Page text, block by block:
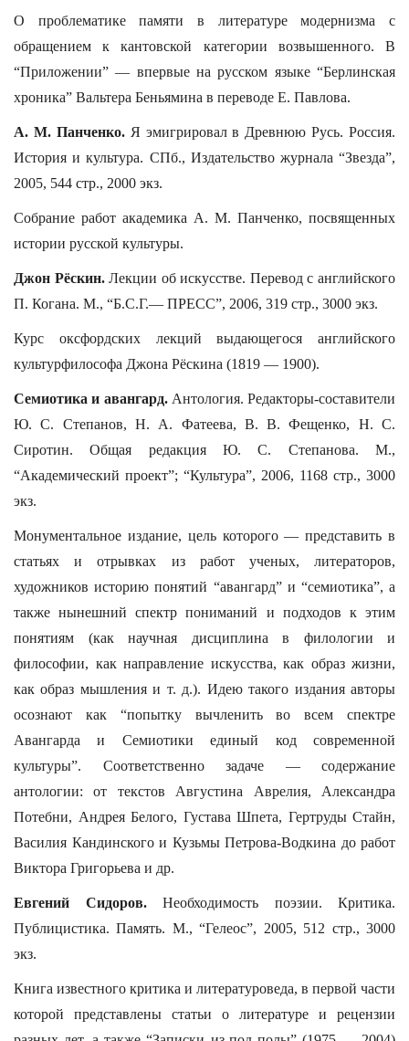
О проблематике памяти в литературе модернизма с
обращением к кантовской категории возвышенного. В
“Приложении” — впервые на русском языке “Берлинская
хроника” Вальтера Беньямина в переводе Е. Павлова.
А. М. Панченко.Я эмигрировал в Древнюю Русь. Россия.
История и культура. СПб., Издательство журнала “Звезда”,
2005, 544 стр., 2000 экз.
Собрание работ академика А. М. Панченко, посвященных
истории русской культуры.
Джон Рёскин.Лекции об искусстве. Перевод с английского
П. Когана. М., “Б.С.Г.— ПРЕСС”, 2006, 319 стр., 3000 экз.
Курс оксфордских лекций выдающегося английского
культурфилософа Джона Рёскина (1819 — 1900).
Семиотика и авангард.Антология. Редакторы-составители
Ю. С. Степанов, Н. А. Фатеева, В. В. Фещенко, Н. С.
Сиротин. Общая редакция Ю. С. Степанова. М.,
“Академический проект”; “Культура”, 2006, 1168 стр., 3000
экз.
Монументальное издание, цель которого — представить в
статьях и отрывках из работ ученых, литераторов,
художников историю понятий “авангард” и “семиотика”, а
также нынешний спектр пониманий и подходов к этим
понятиям (как научная дисциплина в филологии и
философии, как направление искусства, как образ жизни,
как образ мышления и т. д.). Идею такого издания авторы
осознают как “попытку вычленить во всем спектре
Авангарда и Семиотики единый код современной
культуры”. Соответственно задаче — содержание
антологии: от текстов Августина Аврелия, Александра
Потебни, Андрея Белого, Густава Шпета, Гертруды Стайн,
Василия Кандинского и Кузьмы Петрова-Водкина до работ
Виктора Григорьева и др.
Евгений Сидоров.Необходимость поэзии. Критика.
Публицистика. Память. М., “Гелеос”, 2005, 512 стр., 3000
экз.
Книга известного критика и литературоведа, в первой части
которой представлены статьи о литературе и рецензии